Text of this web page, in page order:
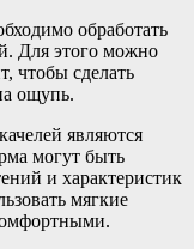
обработать
Для этого можно
чтобы сделать
ощупь.
являются
могут быть
и характеристик
мягкие